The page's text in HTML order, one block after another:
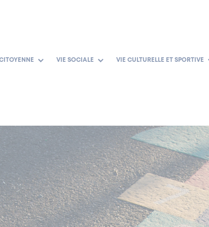
VIE SOCIALE VIE CULTURELLE ET SPORTIVE